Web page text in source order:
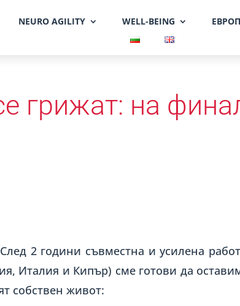
NEURO AGILITY WELL-BEING
грижат: на
2 години съвместна и усилена
Италия и Кипър) сме готови да
собствен живот: